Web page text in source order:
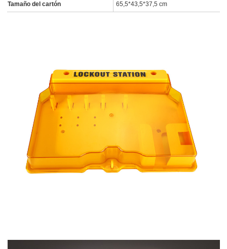
Tamaño del cartón 65,5*43,5*37,5 cm